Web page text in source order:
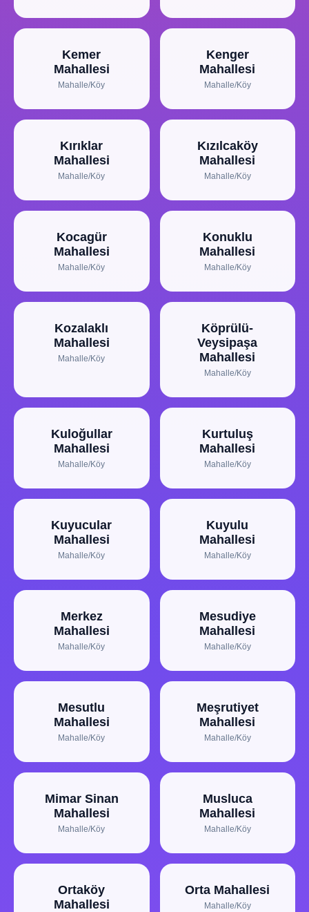
Kemer
Mahallesi
Mahalle/Köy
Kenger
Mahallesi
Mahalle/Köy
Kırıklar
Mahallesi
Mahalle/Köy
Kızılcaköy
Mahallesi
Mahalle/Köy
Kocagür
Mahallesi
Mahalle/Köy
Konuklu
Mahallesi
Mahalle/Köy
Kozalaklı
Mahallesi
Mahalle/Köy
Köprülü-
Veysipaşa
Mahallesi
Mahalle/Köy
Kuloğullar
Mahallesi
Mahalle/Köy
Kurtuluş
Mahallesi
Mahalle/Köy
Kuyucular
Mahallesi
Mahalle/Köy
Kuyulu
Mahallesi
Mahalle/Köy
Merkez
Mahallesi
Mahalle/Köy
Mesudiye
Mahallesi
Mahalle/Köy
Mesutlu
Mahallesi
Mahalle/Köy
Meşrutiyet
Mahallesi
Mahalle/Köy
Mimar Sinan
Mahallesi
Mahalle/Köy
Musluca
Mahallesi
Mahalle/Köy
Ortaköy
Mahallesi
Orta Mahallesi
Mahalle/Köy